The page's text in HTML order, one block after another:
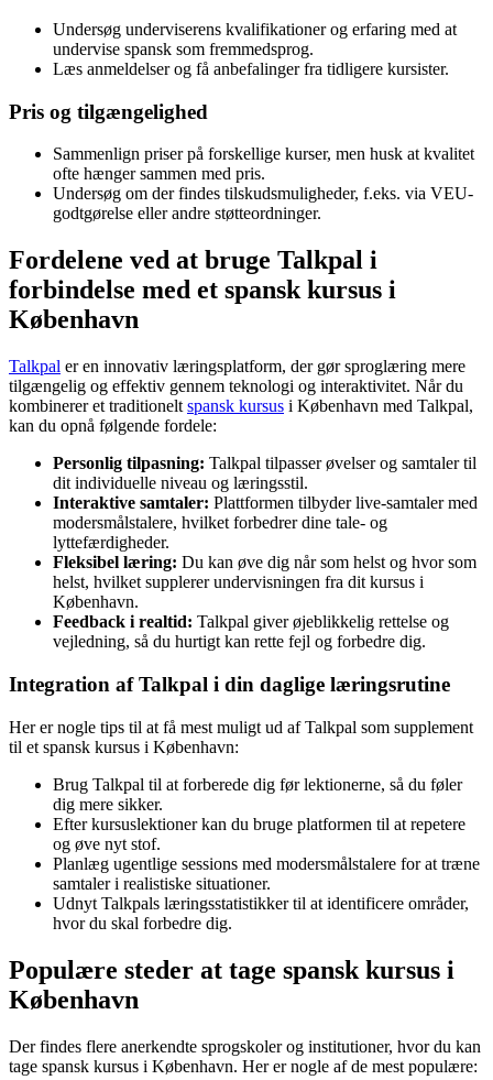
Undersøg underviserens kvalifikationer og erfaring med at
undervise spansk som fremmedsprog.
Læs anmeldelser og få anbefalinger fra tidligere kursister.
Pris og tilgængelighed
Sammenlign priser på forskellige kurser, men husk at kvalitet
ofte hænger sammen med pris.
Undersøg om der findes tilskudsmuligheder, f.eks. via VEU-
godtgørelse eller andre støtteordninger.
Fordelene ved at bruge Talkpal i
forbindelse med et spansk kursus i
København
Talkpal er en innovativ læringsplatform, der gør sproglæring mere
tilgængelig og effektiv gennem teknologi og interaktivitet. Når du
kombinerer et traditionelt spansk kursus i København med Talkpal,
kan du opnå følgende fordele:
Personlig tilpasning: Talkpal tilpasser øvelser og samtaler til
dit individuelle niveau og læringsstil.
Interaktive samtaler: Plattformen tilbyder live-samtaler med
modersmålstalere, hvilket forbedrer dine tale- og
lyttefærdigheder.
Fleksibel læring: Du kan øve dig når som helst og hvor som
helst, hvilket supplerer undervisningen fra dit kursus i
København.
Feedback i realtid: Talkpal giver øjeblikkelig rettelse og
vejledning, så du hurtigt kan rette fejl og forbedre dig.
Integration af Talkpal i din daglige læringsrutine
Her er nogle tips til at få mest muligt ud af Talkpal som supplement
til et spansk kursus i København:
Brug Talkpal til at forberede dig før lektionerne, så du føler
dig mere sikker.
Efter kursuslektioner kan du bruge platformen til at repetere
og øve nyt stof.
Planlæg ugentlige sessions med modersmålstalere for at træne
samtaler i realistiske situationer.
Udnyt Talkpals læringsstatistikker til at identificere områder,
hvor du skal forbedre dig.
Populære steder at tage spansk kursus i
København
Der findes flere anerkendte sprogskoler og institutioner, hvor du kan
tage spansk kursus i København. Her er nogle af de mest populære: